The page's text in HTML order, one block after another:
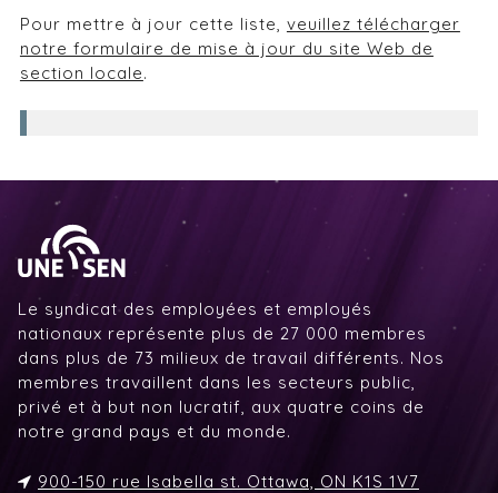
Pour mettre à jour cette liste, veuillez télécharger
notre formulaire de mise à jour du site Web de
section locale.
Le syndicat des employées et employés
nationaux représente plus de 27 000 membres
dans plus de 73 milieux de travail différents. Nos
membres travaillent dans les secteurs public,
privé et à but non lucratif, aux quatre coins de
notre grand pays et du monde.
900-150 rue Isabella st. Ottawa, ON K1S 1V7